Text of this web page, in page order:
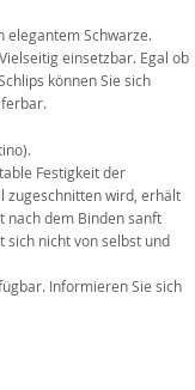
elegantem Schwarze.
einsetzbar. Egal ob
können Sie sich
Festigkeit der
zugeschnitten wird, erhält
nach dem Binden sanft
sich nicht von selbst und
Informieren Sie sich